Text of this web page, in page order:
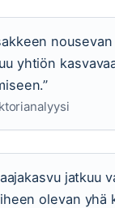
yhtiön
jatkuu
olevan yhä